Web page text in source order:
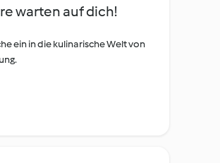
warten auf dich!
ein in die kulinarische Welt von